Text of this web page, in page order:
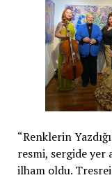
“Renklerin
resmi, sergide yer
ilham oldu.